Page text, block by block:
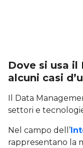
Dove si usa
alcuni casi
Il Data
settori e
Nel campo dell’
rappresentano la